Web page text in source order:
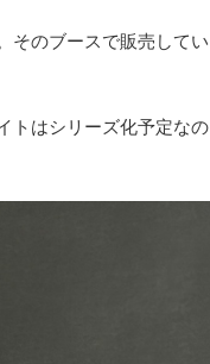
そのブースで販売してい
トはシリーズ化予定なの